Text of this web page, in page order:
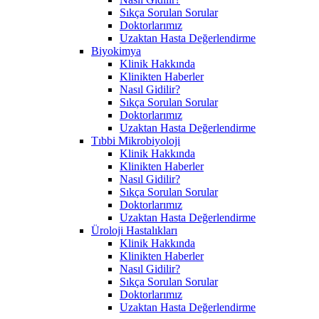
Sıkça Sorulan Sorular
Doktorlarımız
Uzaktan Hasta Değerlendirme
Biyokimya
Klinik Hakkında
Klinikten Haberler
Nasıl Gidilir?
Sıkça Sorulan Sorular
Doktorlarımız
Uzaktan Hasta Değerlendirme
Tıbbi Mikrobiyoloji
Klinik Hakkında
Klinikten Haberler
Nasıl Gidilir?
Sıkça Sorulan Sorular
Doktorlarımız
Uzaktan Hasta Değerlendirme
Üroloji Hastalıkları
Klinik Hakkında
Klinikten Haberler
Nasıl Gidilir?
Sıkça Sorulan Sorular
Doktorlarımız
Uzaktan Hasta Değerlendirme